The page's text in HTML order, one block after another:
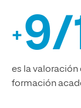
+ 9/
es la valoración
formación